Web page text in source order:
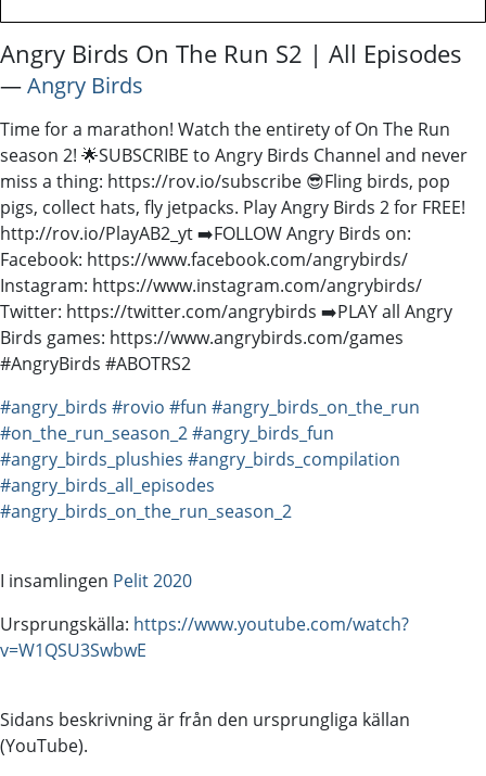
Angry Birds On The Run S2 | All Episodes
―Angry Birds
Time for a marathon! Watch the entirety of On The Run
season 2! 🌟SUBSCRIBE to Angry Birds Channel and never
miss a thing: https://rov.io/subscribe 😎Fling birds, pop
pigs, collect hats, fly jetpacks. Play Angry Birds 2 for FREE!
http://rov.io/PlayAB2_yt ➡️FOLLOW Angry Birds on:
Facebook: https://www.facebook.com/angrybirds/
Instagram: https://www.instagram.com/angrybirds/
Twitter: https://twitter.com/angrybirds ➡️PLAY all Angry
Birds games: https://www.angrybirds.com/games
#AngryBirds #ABOTRS2
#angry_birds #rovio #fun #angry_birds_on_the_run
#on_the_run_season_2#angry_birds_fun
#angry_birds_plushies #angry_birds_compilation
#angry_birds_all_episodes
#angry_birds_on_the_run_season_2
I insamlingen Pelit 2020
Ursprungskälla: https://www.youtube.com/watch?
v=W1QSU3SwbwE
Sidans beskrivning är från den ursprungliga källan
(YouTube).